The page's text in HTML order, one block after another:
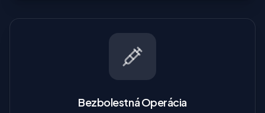
Bezbolestná Operácia